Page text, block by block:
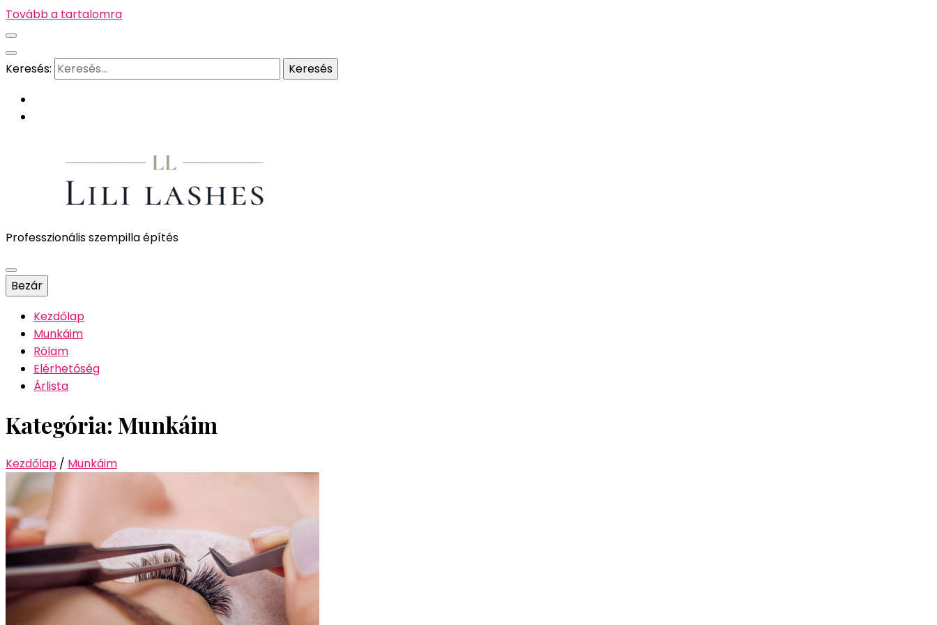
Tovább a tartalomra
Keresés:
Professzionális szempilla építés
Bezár
Kezdőlap
Munkáim
Rólam
Elérhetőség
Árlista
Kategória: Munkáim
Kezdőlap / Munkáim